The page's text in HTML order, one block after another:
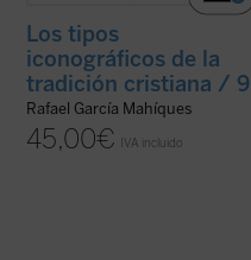
Los tipos
iconográficos de la
tradición cristiana / 9
Rafael García Mahíques
45,00€ IVA incluido